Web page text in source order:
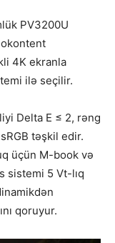
PV3200U
4K ekranla
ilə seçilir.
Delta E ≤ 2, rəng
təşkil edir.
üçün M-book və
sistemi 5 Vt-lıq
qoruyur.